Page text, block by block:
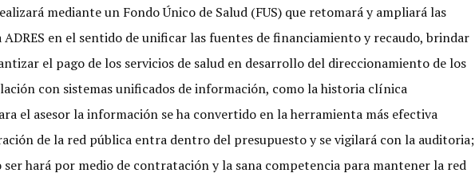
mediante un Fondo Único de Salud (FUS) que retomará y ampliará las
ADRES en el sentido de unificar las fuentes de financiamiento y recaudo, brindar
el pago de los servicios de salud en desarrollo del direccionamiento de los
con sistemas unificados de información, como la historia clínica
el asesor la información se ha convertido en la herramienta más efectiva
de la red pública entra dentro del presupuesto y se vigilará con la auditoria;
hará por medio de contratación y la sana competencia para mantener la red